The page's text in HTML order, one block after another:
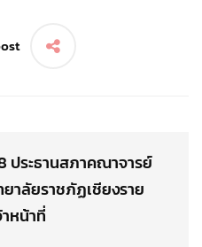
ประธานสภาคณาจารย์
ยาลัยราชภัฏเชียงราย
หน้าที่